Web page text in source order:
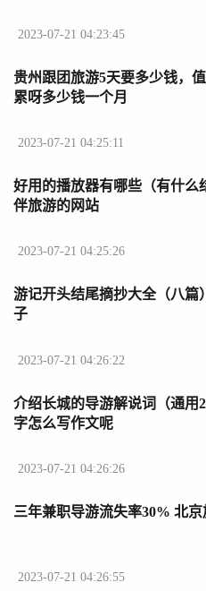
2023-07-21 04:23:45
贵州跟团旅游5天要多少钱，
累呀多少钱一个月
2023-07-21 04:25:11
好用的播放器有哪些（有什么
伴旅游的网站
2023-07-21 04:25:26
游记开头结尾摘抄大全（八篇
子
2023-07-21 04:26:22
介绍长城的导游解说词（通用
字怎么写作文呢
2023-07-21 04:26:26
三年兼职导游流失率30% 北
2023-07-21 04:26:55